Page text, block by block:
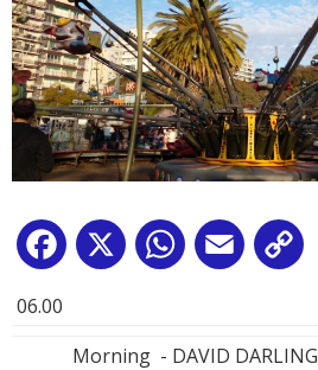
Facebook
X WhatsApp
Email
06.00
Morning - DAVID DARLING